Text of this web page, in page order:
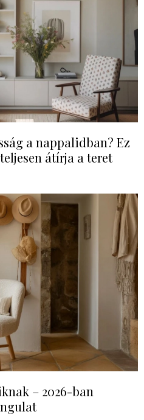
a nappalidban? Ez
átírja a teret
– 2026-ban